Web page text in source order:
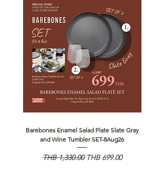
Barebones Enamel Salad Plate Slate Gray
and Wine Tumbler SET-8Aug26
Regular Price
THB 1,330.00 Sale Price
THB 699.00